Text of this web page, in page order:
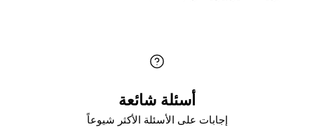
أسئلة شائعة
إجابات على الأسئلة الأكثر شيوعاً